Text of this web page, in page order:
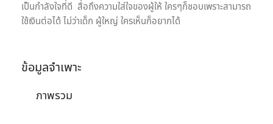
ข้อมูลจำเพาะ
ภาพรวม
เป็นกำลังใจที่ดี สื่อถึงความใส่ใจของผู้ให้ ใครๆก็ชอบเพราะสามารถ
ใช้เงินต่อได้ ไม่ว่าเด็ก ผู้ใหญ่ ใครเห็นก็อยากได้